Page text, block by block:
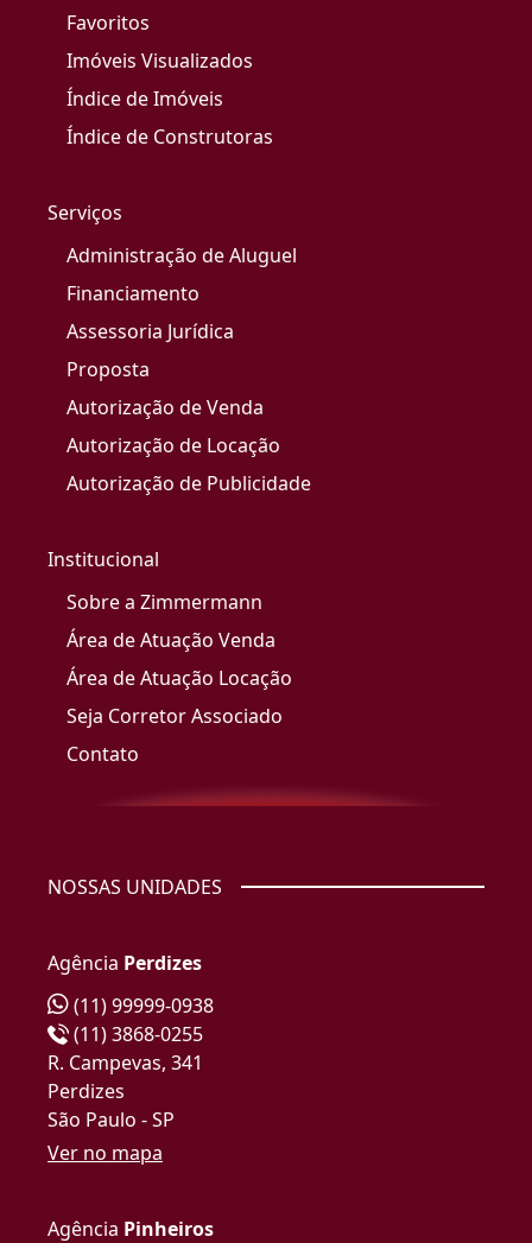
Favoritos
Imóveis Visualizados
Índice de Imóveis
Índice de Construtoras
Serviços
Administração de Aluguel
Financiamento
Assessoria Jurídica
Proposta
Autorização de Venda
Autorização de Locação
Autorização de Publicidade
Institucional
Sobre a Zimmermann
Área de Atuação Venda
Área de Atuação Locação
Seja Corretor Associado
Contato
NOSSAS UNIDADES
Agência Perdizes
(11) 99999-0938
(11) 3868-0255
R. Campevas, 341
Perdizes
São Paulo - SP
Ver no mapa
Agência Pinheiros